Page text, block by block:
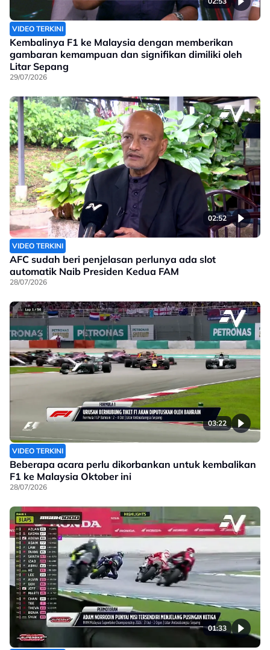
VIDEO TERKINI
Kembalinya F1 ke Malaysia dengan memberikan
gambaran kemampuan dan signifikan dimiliki oleh
Litar Sepang
29/07/2026
02:52
VIDEO TERKINI
AFC sudah beri penjelasan perlunya ada slot
automatik Naib Presiden Kedua FAM
28/07/2026
03:22
VIDEO TERKINI
Beberapa acara perlu dikorbankan untuk kembalikan
F1 ke Malaysia Oktober ini
28/07/2026
01:33